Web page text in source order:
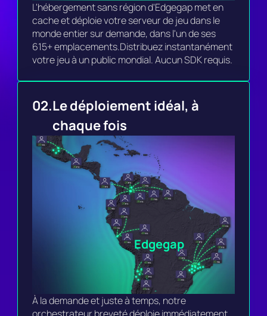
L'hébergement sans région d'Edgegap met en
cache et déploie votre serveur de jeu dans le
monde entier sur demande, dans l'un de ses
615+ emplacements.Distribuez instantanément
votre jeu à un public mondial. Aucun SDK requis.
02.Le déploiement idéal, à
chaque fois
À la demande et juste à temps, notre
Edgegap